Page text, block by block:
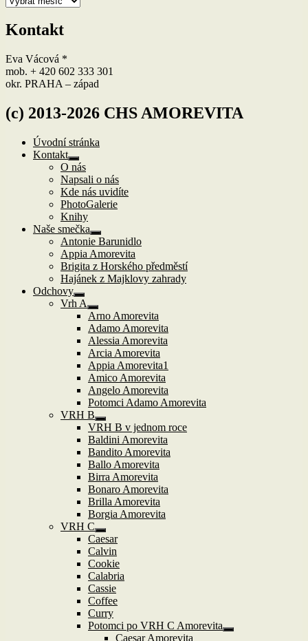
Kontakt
Eva Vácová *
mob. + 420 602 333 301
okr. PRAHA – západ
(c) 2013-2026 CHS AMOREVITA
Úvodní stránka
Kontakt
Zobrazit
podřazené
položky
O nás
Napsali o nás
Kde nás uvidíte
PhotoGalerie
Knihy
Naše smečka
Zobrazit
podřazené
položky
Antonie Barunidlo
Appia Amorevita
Brigita z Horského předměstí
Hajánek z Majklovy zahrady
Odchovy
Zobrazit
podřazené
položky
Vrh A
Zobrazit
podřazené
položky
Arno Amorevita
Adamo Amorevita
Alessia Amorevita
Arcia Amorevita
Appia Amorevita1
Amico Amorevita
Angelo Amorevita
Potomci Adamo Amorevita
VRH B
Zobrazit
podřazené
položky
VRH B v jednom roce
Baldini Amorevita
Bandito Amorevita
Ballo Amorevita
Birra Amorevita
Bonaro Amorevita
Brilla Amorevita
Borgia Amorevita
VRH C
Zobrazit
podřazené
položky
Caesar
Calvin
Cookie
Calabria
Cassie
Coffee
Curry
Potomci po VRH C Amorevita
Zobrazit
Caesar Amorevita